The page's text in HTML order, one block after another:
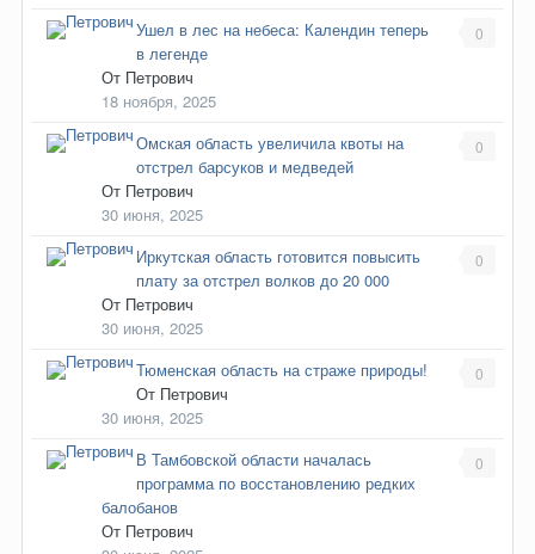
0
Ушел в лес на небеса: Календин теперь
в легенде
От Петрович
18 ноября, 2025
0
Омская область увеличила квоты на
отстрел барсуков и медведей
От Петрович
30 июня, 2025
0
Иркутская область готовится повысить
плату за отстрел волков до 20 000
От Петрович
30 июня, 2025
0
Тюменская область на страже природы!
От Петрович
30 июня, 2025
0
В Тамбовской области началась
программа по восстановлению редких
балобанов
От Петрович